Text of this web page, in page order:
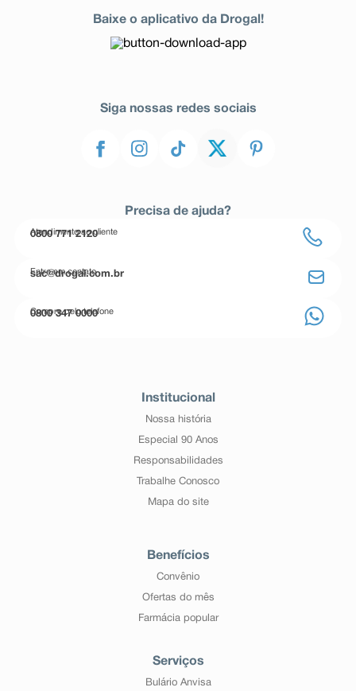
Baixe o aplicativo da Drogal!
Siga nossas redes sociais
Precisa de ajuda?
Atendimento ao cliente
0800 771 2120
Entre em contato
sac@drogal.com.br
Compre pelo telefone
0800 347 0000
Institucional
Nossa história
Especial 90 Anos
Responsabilidades
Trabalhe Conosco
Mapa do site
Benefícios
Convênio
Ofertas do mês
Farmácia popular
Serviços
Bulário Anvisa